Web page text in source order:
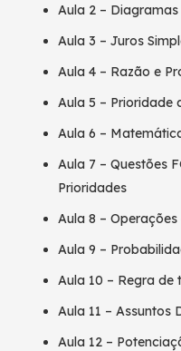
Aula 2 –
Aula 3 – Juros
Aula 4 – Razão e
Aula 5 –
Aula 6 –
Aula 7 – Questões
Prioridades
Aula 8 –
Aula 9 –
Aula 10 – Regra de
Aula 11 – Assuntos
Aula 12 –